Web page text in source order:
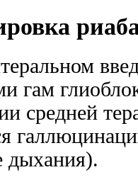
гам
средней
дыхания).